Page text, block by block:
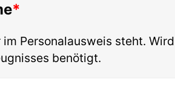
Personalausweis steht.
benötigt.